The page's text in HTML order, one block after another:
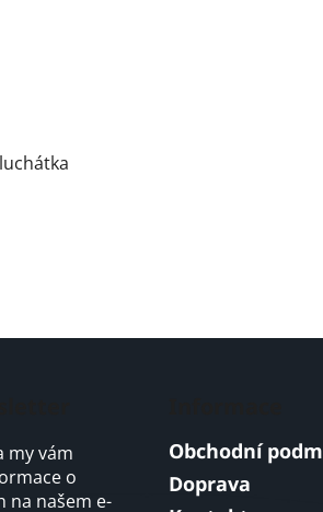
my vám
o
na našem e-
Obchodní
Doprava